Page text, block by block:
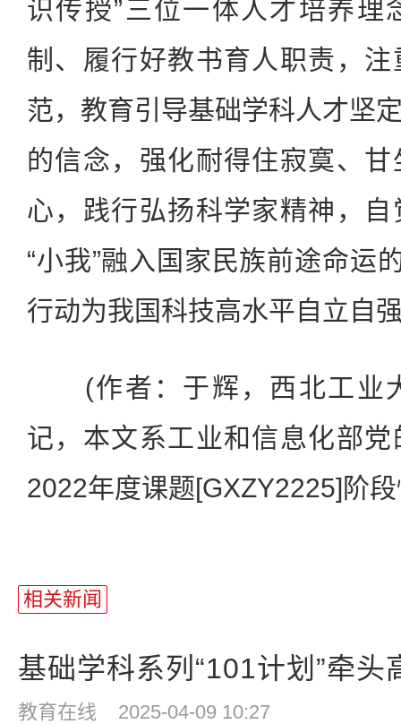
识传授”三位一体人才培养理
制、履行好教书育人职责，
范，教育引导基础学科人才坚
的信念，强化耐得住寂寞、
心，践行弘扬科学家精神，
“小我”融入国家民族前途命运
行动为我国科技高水平自立自
(作者：于辉，西北工业
记，本文系工业和信息化部
2022年度课题[GXZY2225]阶
相关新闻
基础学科系列“101计划”牵头
教育在线 2025-04-09 10:27